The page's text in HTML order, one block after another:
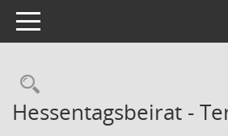
Toggle navigation
Rechercheauswahl
Hessentagsbeirat -